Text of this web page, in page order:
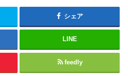
シェア
LINE
feedly